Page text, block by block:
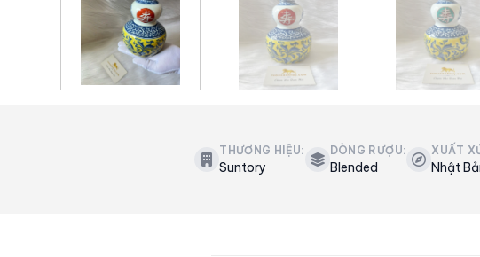
THƯƠNG HIỆU:
Suntory
DÒNG RƯỢU:
Blended
XUẤT
Nhật